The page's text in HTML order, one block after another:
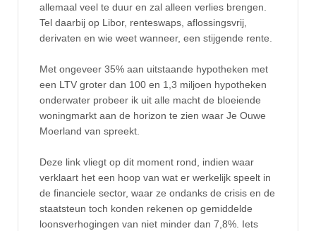
allemaal veel te duur en zal alleen verlies brengen.
Tel daarbij op Libor, renteswaps, aflossingsvrij,
derivaten en wie weet wanneer, een stijgende rente.
Met ongeveer 35% aan uitstaande hypotheken met
een LTV groter dan 100 en 1,3 miljoen hypotheken
onderwater probeer ik uit alle macht de bloeiende
woningmarkt aan de horizon te zien waar Je Ouwe
Moerland van spreekt.
Deze link vliegt op dit moment rond, indien waar
verklaart het een hoop van wat er werkelijk speelt in
de financiele sector, waar ze ondanks de crisis en de
staatsteun toch konden rekenen op gemiddelde
loonsverhogingen van niet minder dan 7,8%. Iets